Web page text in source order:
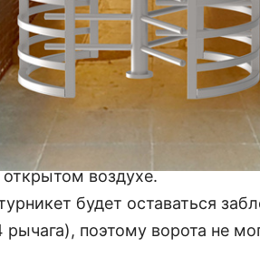
IC/ID, считыватель штрих-
ИБП и т. д.
воздухе.
будет оставаться
поэтому ворота не